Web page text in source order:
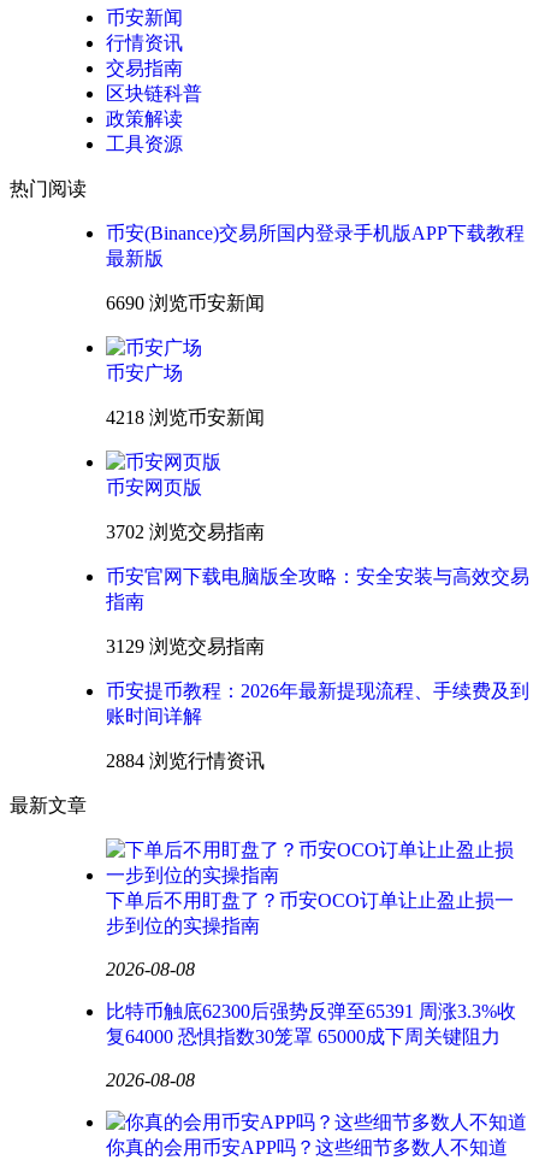
币安新闻
行情资讯
交易指南
区块链科普
政策解读
工具资源
热门阅读
币安(Binance)交易所国内登录手机版APP下载教程
最新版
6690 浏览币安新闻
币安广场
4218 浏览币安新闻
币安网页版
3702 浏览交易指南
币安官网下载电脑版全攻略：安全安装与高效交易
指南
3129 浏览交易指南
币安提币教程：2026年最新提现流程、手续费及到
账时间详解
2884 浏览行情资讯
最新文章
下单后不用盯盘了？币安OCO订单让止盈止损一
步到位的实操指南
2026-08-08
比特币触底62300后强势反弹至65391 周涨3.3%收
复64000 恐惧指数30笼罩 65000成下周关键阻力
2026-08-08
你真的会用币安APP吗？这些细节多数人不知道